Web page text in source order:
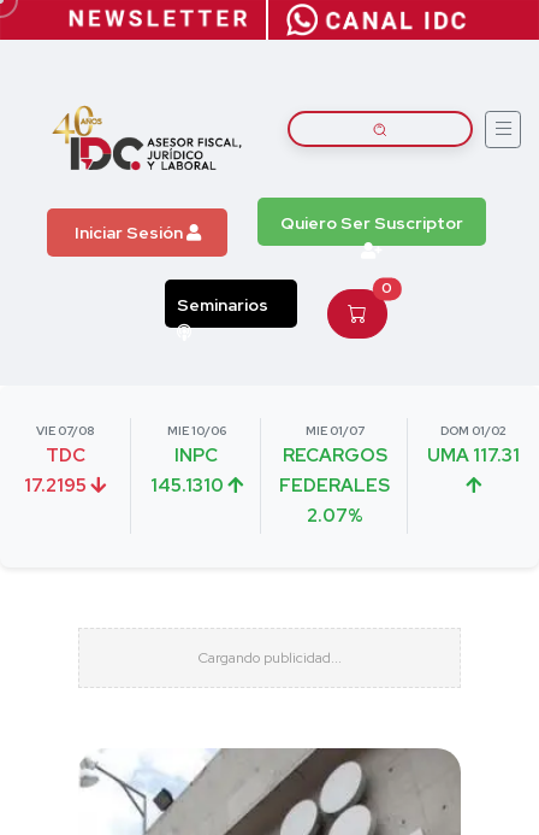
Iniciar Sesión Quiero Ser Suscriptor
Seminarios
0
VIE 07/08
TDC
17.2195
MIE 10/06
INPC
145.1310
MIE 01/07
RECARGOS
FEDERALES
2.07%
DOM 01/02
UMA 117.31